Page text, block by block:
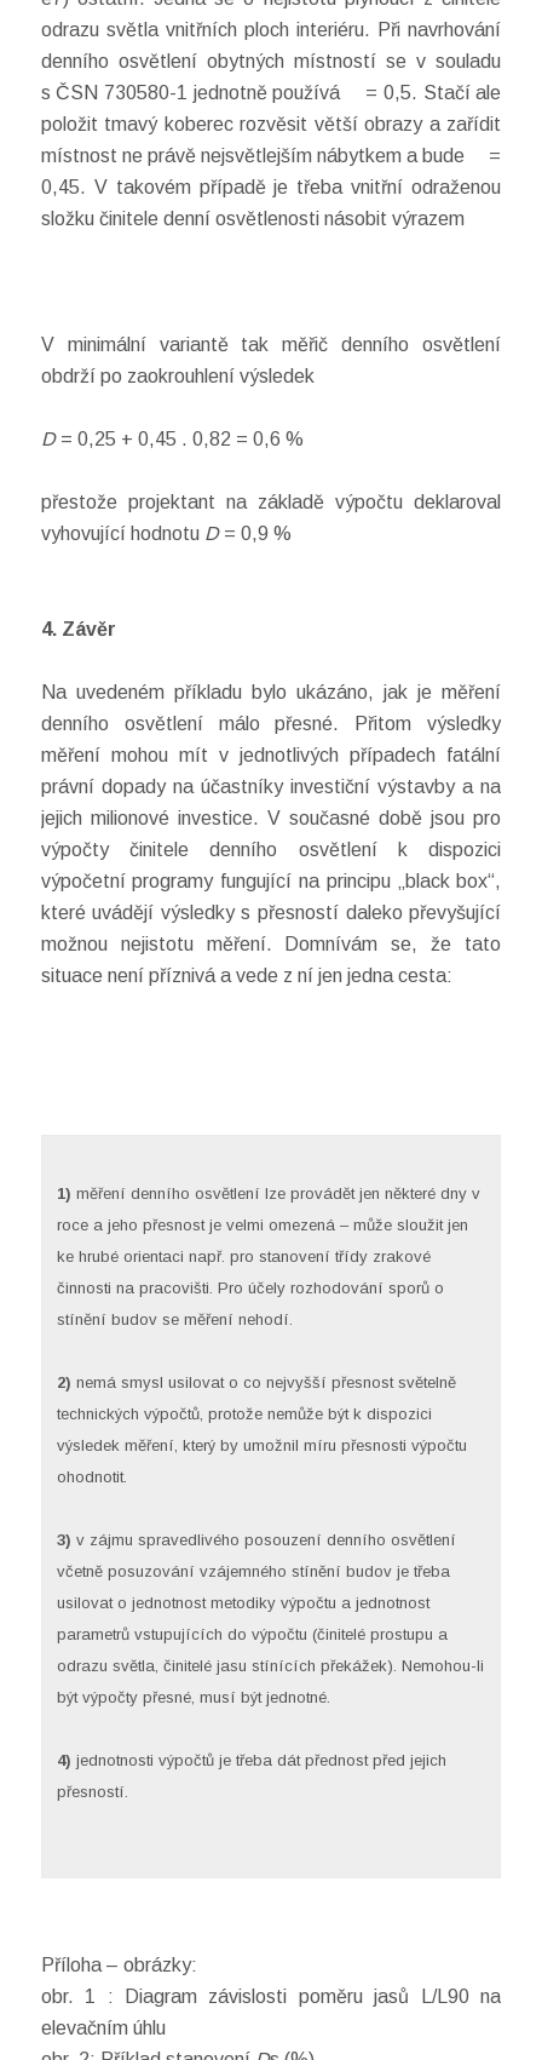
odrazu světla vnitřních ploch interiéru. Při navrhování
denního osvětlení obytných místností se v souladu
s ČSN 730580-1 jednotně používá
= 0,5. Stačí ale
položit tmavý koberec rozvěsit větší obrazy a zařídit
místnost ne právě nejsvětlejším nábytkem a bude
=
0,45. V takovém případě je třeba vnitřní odraženou
složku činitele denní osvětlenosti násobit výrazem
V minimální variantě tak měřič denního osvětlení
obdrží po zaokrouhlení výsledek
D= 0,25 + 0,45 . 0,82 = 0,6 %
přestože projektant na základě výpočtu deklaroval
vyhovující hodnotu D= 0,9 %
4. Závěr
Na uvedeném příkladu bylo ukázáno, jak je měření
denního osvětlení málo přesné. Přitom výsledky
měření mohou mít v jednotlivých případech fatální
právní dopady na účastníky investiční výstavby a na
jejich milionové investice. V současné době jsou pro
výpočty činitele denního osvětlení k dispozici
výpočetní programy fungující na principu „black box“,
které uvádějí výsledky s přesností daleko převyšující
možnou nejistotu měření. Domnívám se, že tato
situace není příznivá a vede z ní jen jedna cesta:
1) měření denního osvětlení lze provádět jen některé dny v
roce a jeho přesnost je velmi omezená – může sloužit jen
ke hrubé orientaci např. pro stanovení třídy zrakové
činnosti na pracovišti. Pro účely rozhodování sporů o
stínění budov se měření nehodí.
2) nemá smysl usilovat o co nejvyšší přesnost světelně
technických výpočtů, protože nemůže být k dispozici
výsledek měření, který by umožnil míru přesnosti výpočtu
ohodnotit.
3) v zájmu spravedlivého posouzení denního osvětlení
včetně posuzování vzájemného stínění budov je třeba
usilovat o jednotnost metodiky výpočtu a jednotnost
parametrů vstupujících do výpočtu (činitelé prostupu a
odrazu světla, činitelé jasu stínících překážek). Nemohou-li
být výpočty přesné, musí být jednotné.
4) jednotnosti výpočtů je třeba dát přednost před jejich
přesností.
Příloha – obrázky:
obr. 1 : Diagram závislosti poměru jasů L/L90 na
elevačním úhlu